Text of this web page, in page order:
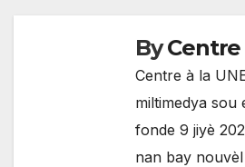
ByCentre
Centre à la
miltimedya sou
fonde 9 jiyè
nan bay